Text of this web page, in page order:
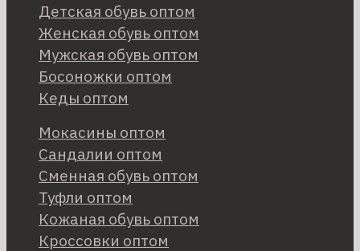
Детская обувь оптом
Женская обувь оптом
Мужская обувь оптом
Босоножки оптом
Кеды оптом
Мокасины оптом
Сандалии оптом
Сменная обувь оптом
Туфли оптом
Кожаная обувь оптом
Кроссовки оптом